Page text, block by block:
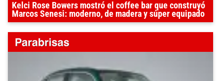
Kelci Rose Bowers mostró el coffee bar que construyó
Marcos Senesi: moderno, de madera y súper equipado